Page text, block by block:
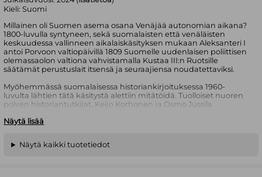
Kieli:Suomi
Millainen oli Suomen asema osana Venäjää autonomian aikana?
1800-luvulla syntyneen, sekä suomalaisten että venäläisten
keskuudessa vallinneen aikalaiskäsityksen mukaan Aleksanteri I
antoi Porvoon valtiopäivillä 1809 Suomelle uudenlaisen poliittisen
olemassaolon valtiona vahvistamalla Kustaa III:n Ruotsille
säätämät perustuslait itsensä ja seuraajiensa noudatettaviksi.
Myöhemmässä suomalaisessa historiankirjoituksessa 1960-
luvulta lähtien tätä käsitystä alettiin mitätöidä. Tuolloiset nuoren
polven historiantutkijat, Keijo Korhonen ja Osmo Jussila
Suomelle anakronistista valtiomyyttiä. Nyt uusi historiankirjoitus
katsottu tapahtuneen mitään niin merkittävää kuin suomalaiset
olivat aiemmin kuvitelleet.
Näytä lisää
Näytä kaikki tuotetiedot